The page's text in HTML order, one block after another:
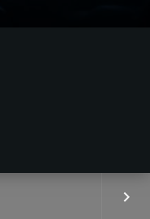
keyboard_arrow_right